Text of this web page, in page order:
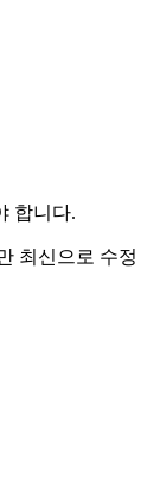
합니다.
최신으로 수정